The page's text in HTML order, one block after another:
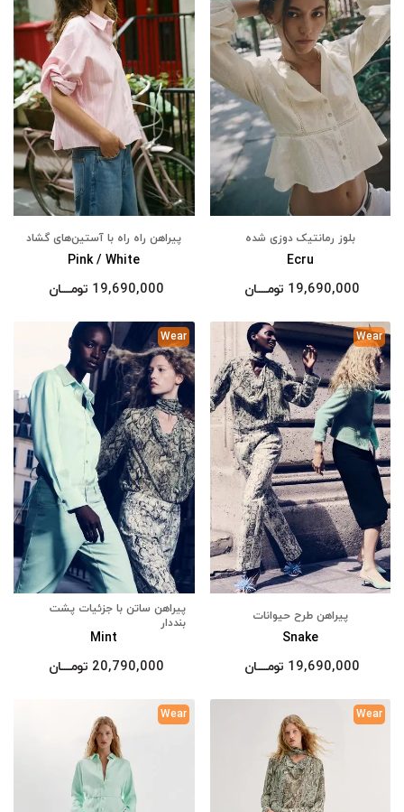
بلوز رمانتیک دوزی شده
Ecru
19,690,000 تومــــــان
پیراهن راه راه با آستین‌های گشاد
Pink / White
19,690,000 تومــــــان
Wear
پیراهن طرح حیوانات
Snake
19,690,000 تومــــــان
Wear
پیراهن ساتن با جزئیات پشت
بنددار
Mint
20,790,000 تومــــــان
Wear
Wear